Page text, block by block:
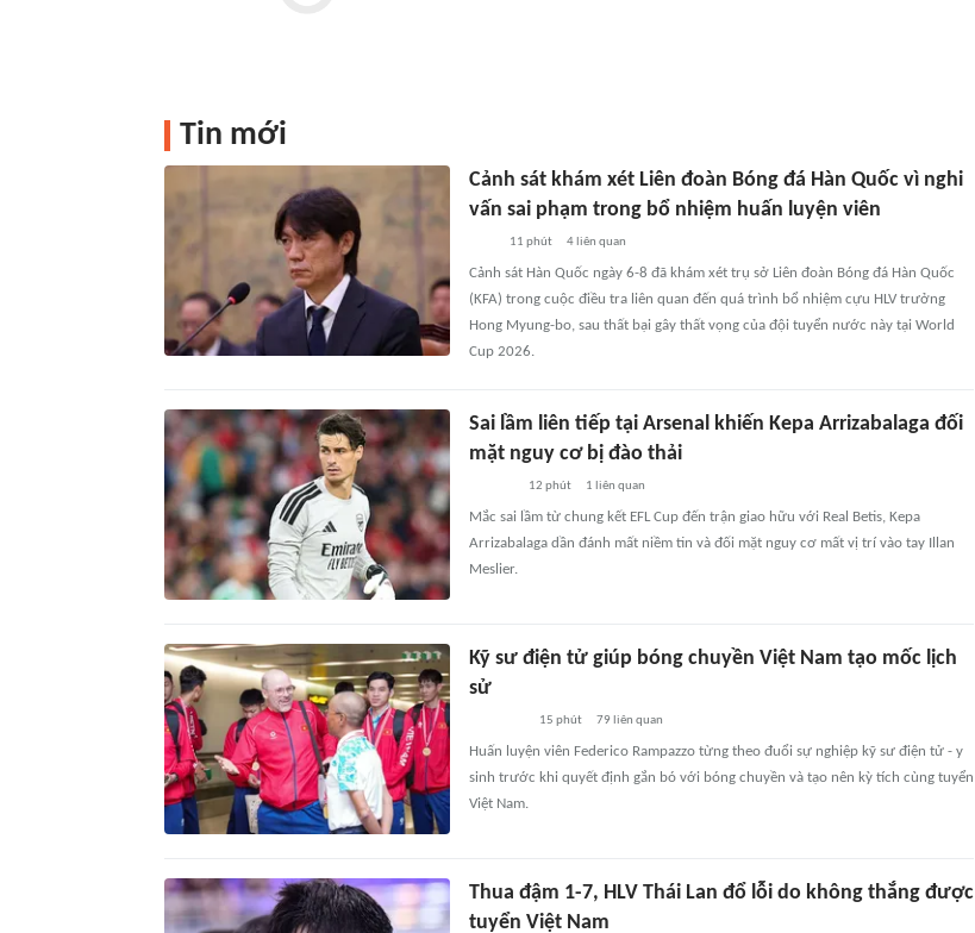
Tin mới
Cảnh sát khám xét Liên đoàn Bóng đá Hàn Quốc vì nghi
vấn sai phạm trong bổ nhiệm huấn luyện viên
11 phút 4liên quan
Cảnh sát Hàn Quốc ngày 6-8 đã khám xét trụ sở Liên đoàn Bóng đá Hàn Quốc
(KFA) trong cuộc điều tra liên quan đến quá trình bổ nhiệm cựu HLV trưởng
Hong Myung-bo, sau thất bại gây thất vọng của đội tuyển nước này tại World
Cup 2026.
Sai lầm liên tiếp tại Arsenal khiến Kepa Arrizabalaga đối
mặt nguy cơ bị đào thải
12 phút 1 liên quan
Mắc sai lầm từ chung kết EFL Cup đến trận giao hữu với Real Betis, Kepa
Arrizabalaga dần đánh mất niềm tin và đối mặt nguy cơ mất vị trí vào tay Illan
Meslier.
Kỹ sư điện tử giúp bóng chuyền Việt Nam tạo mốc lịch
sử
15 phút 79 liên quan
Huấn luyện viên Federico Rampazzo từng theo đuổi sự nghiệp kỹ sư điện tử - y
sinh trước khi quyết định gắn bó với bóng chuyền và tạo nên kỳ tích cùng tuyển
Việt Nam.
Thua đậm 1-7, HLV Thái Lan đổ lỗi do không thắng được
tuyển Việt Nam